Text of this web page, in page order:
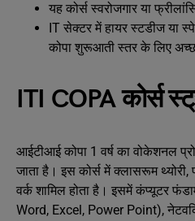
यह कोर्स स्वरोजगार या
IT सेक्टर में हायर स्टडीज या
कोपा शुरूआती स्तर के लिए
ITI COPA कोर्स
आईटीआई कोपा 1 वर्ष का वोकेशनल
जाता है। इस कोर्स में क्लासरूम
वर्क शामिल होता है। इसमें कंप्यूटर
Word, Excel, Power Point),